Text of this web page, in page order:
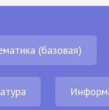
(базовая)